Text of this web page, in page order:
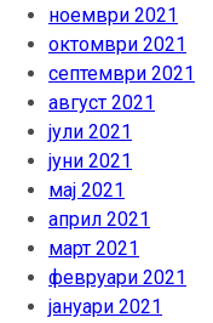
ноември 2021
октомври 2021
септември 2021
август 2021
јули 2021
јуни 2021
мај 2021
април 2021
март 2021
февруари 2021
јануари 2021